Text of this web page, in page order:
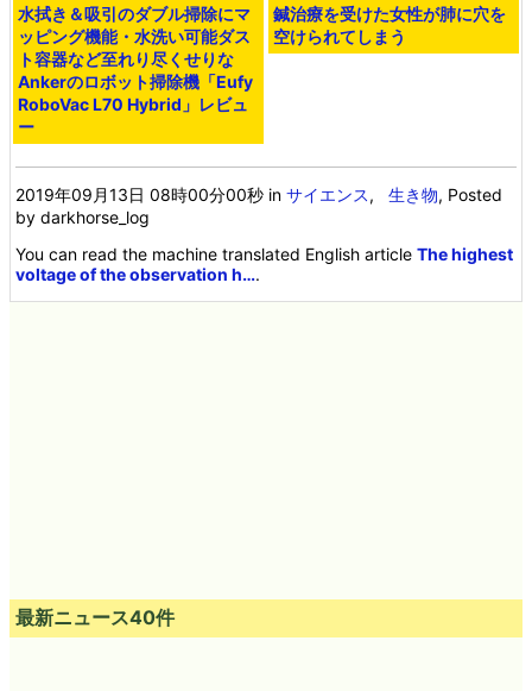
水拭き＆吸引のダブル掃除にマ
ッピング機能・水洗い可能ダス
ト容器など至れり尽くせりな
Ankerのロボット掃除機「Eufy
RoboVac L70 Hybrid」レビュ
ー
鍼治療を受けた女性が肺に穴を
空けられてしまう
2019年09月13日 08時00分00秒 inサイエンス,生き物, Posted
by darkhorse_log
You can read the machine translated English articleThe highest
voltage of the observation h….
最新ニュース40件